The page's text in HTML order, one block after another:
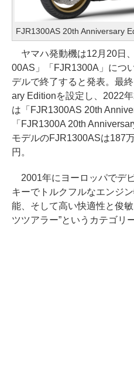
FJR1300AS 20th Anniversary
ヤマハ発動機は12月20日
00AS」「FJR1300A」につ
デルで終了すると発表。最
ary Editionを設定し、2022
は「FJR1300AS 20th
「FJR1300A 20th
モデルのFJR1300ASは187
円。
2001年にヨーロッパでデ
キーでトルクフルなエンジ
能、そして高い快適性と俊
ツツアラー”というカテゴリ